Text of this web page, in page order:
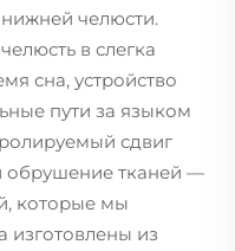
челюсти.
в слегка
сна, устройство
пути за языком
сдвиг
обрушение тканей —
которые мы
изготовлены из